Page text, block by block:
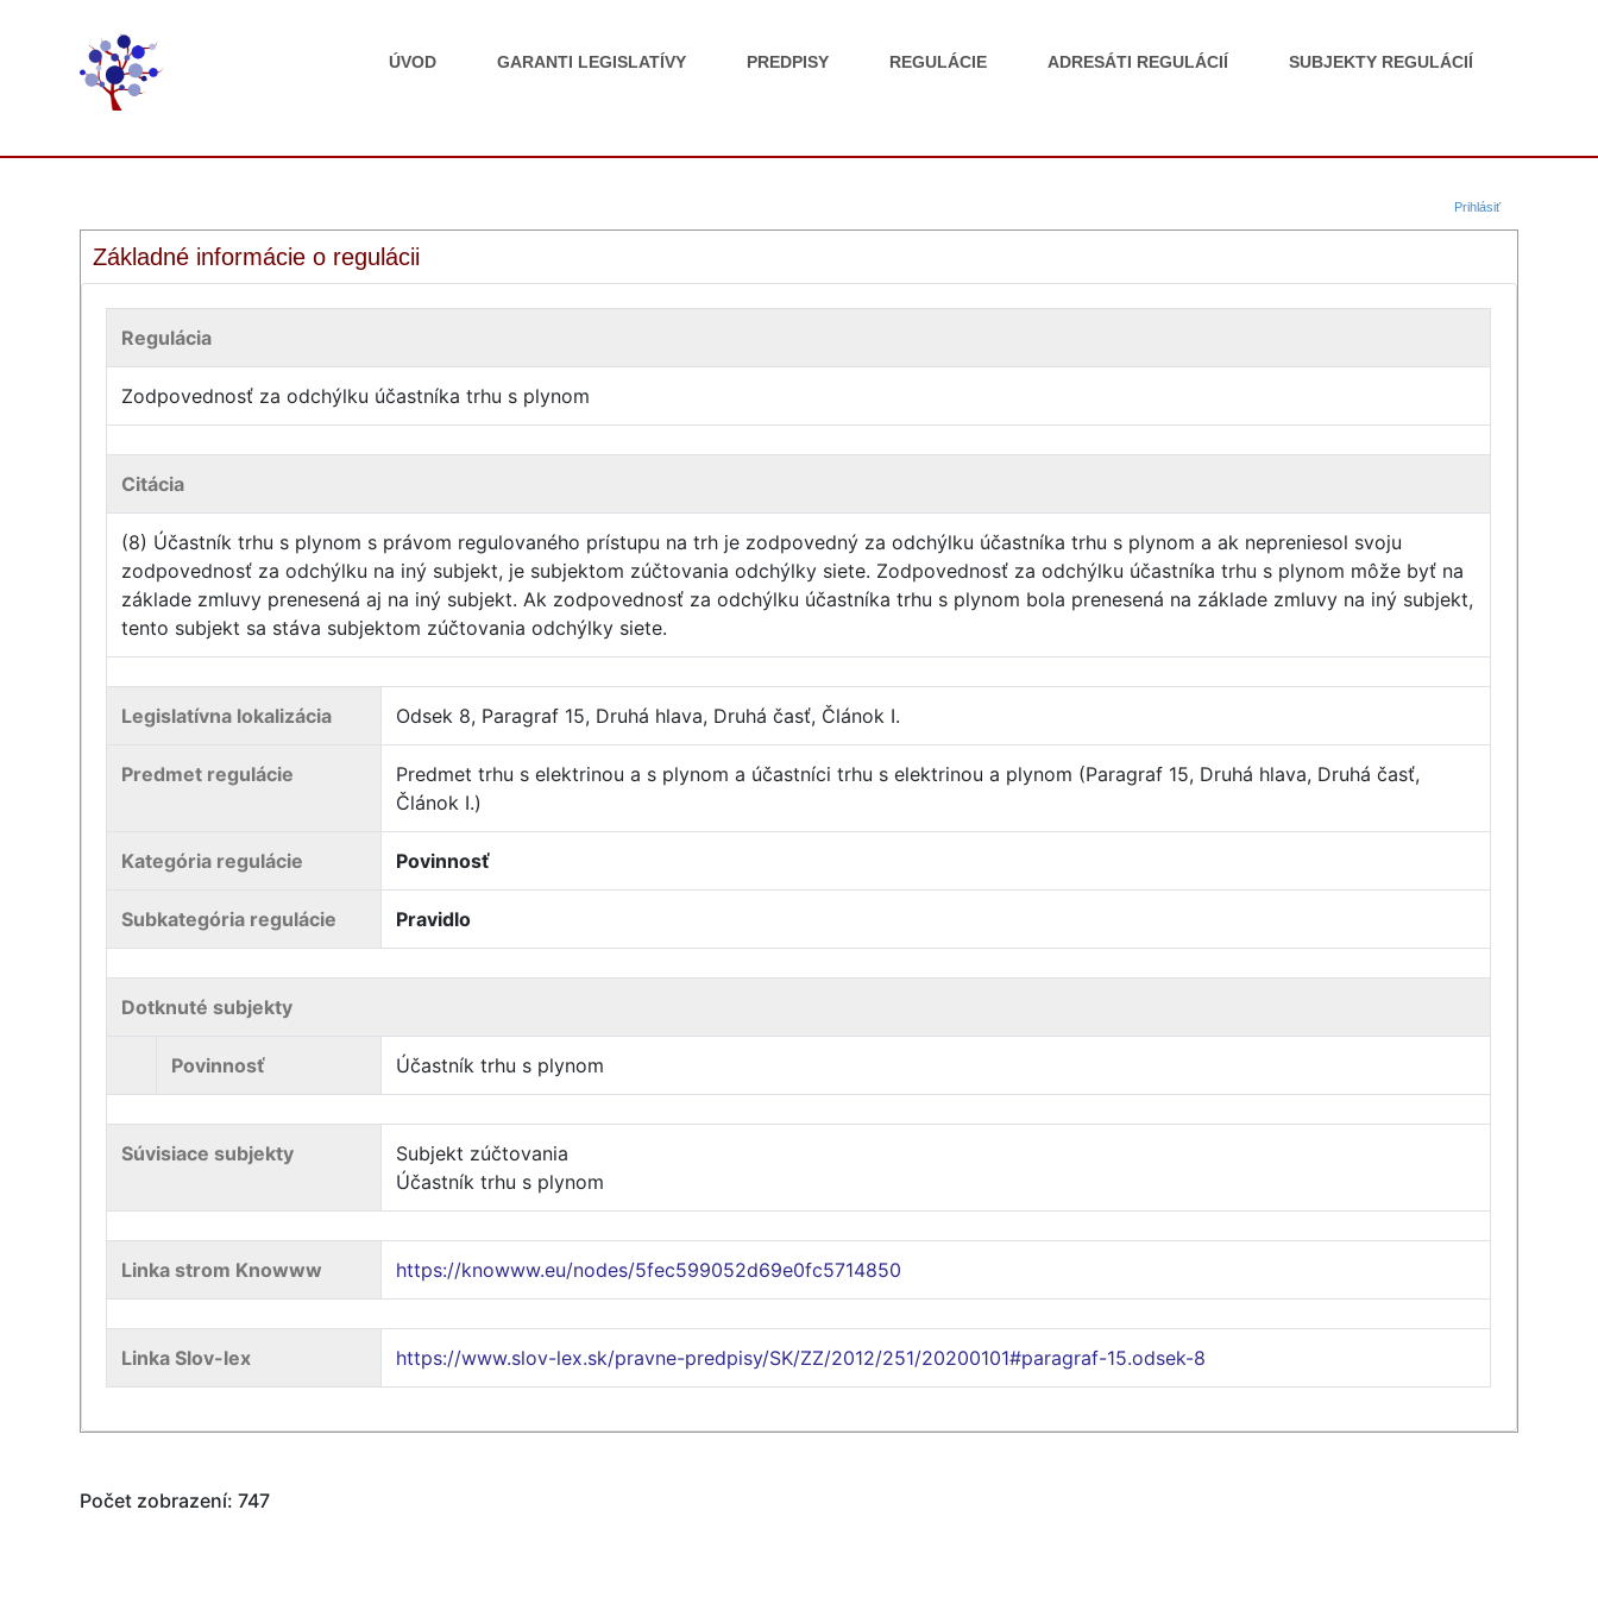
ÚVOD GARANTI LEGISLATÍVY PREDPISY REGULÁCIE ADRESÁTI REGULÁCIÍ SUBJEKTY REGULÁCIÍ
Prihlásiť
Základné informácie o regulácii
Regulácia
Zodpovednosť za odchýlku účastníka trhu s plynom
Citácia
(8) Účastník trhu s plynom s právom regulovaného prístupu na trh je zodpovedný za odchýlku účastníka trhu s plynom a ak nepreniesol svoju
zodpovednosť za odchýlku na iný subjekt, je subjektom zúčtovania odchýlky siete. Zodpovednosť za odchýlku účastníka trhu s plynom môže byť na
základe zmluvy prenesená aj na iný subjekt. Ak zodpovednosť za odchýlku účastníka trhu s plynom bola prenesená na základe zmluvy na iný subjekt,
tento subjekt sa stáva subjektom zúčtovania odchýlky siete.
Legislatívna lokalizácia Odsek 8, Paragraf 15, Druhá hlava, Druhá časť, Článok I.
Predmet regulácie
Predmet trhu s elektrinou a s plynom a účastníci trhu s elektrinou a plynom (Paragraf 15, Druhá hlava, Druhá časť,
Článok I.)
Kategória regulácie Povinnosť
Subkategória regulácie Pravidlo
Dotknuté subjekty
Povinnosť Účastník trhu s plynom
Súvisiace subjekty
Subjekt zúčtovania
Účastník trhu s plynom
Linka strom Knowww https://knowww.eu/nodes/5fec599052d69e0fc5714850
Linka Slov-lex https://www.slov-lex.sk/pravne-predpisy/SK/ZZ/2012/251/20200101#paragraf-15.odsek-8
Počet zobrazení: 747